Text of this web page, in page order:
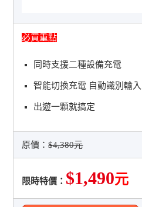
必買重點
同時支援二種設備充電
智能切換充電 自動識別輸
出遊一顆就搞定
原價：$4,380元
限時特價： $1,490元